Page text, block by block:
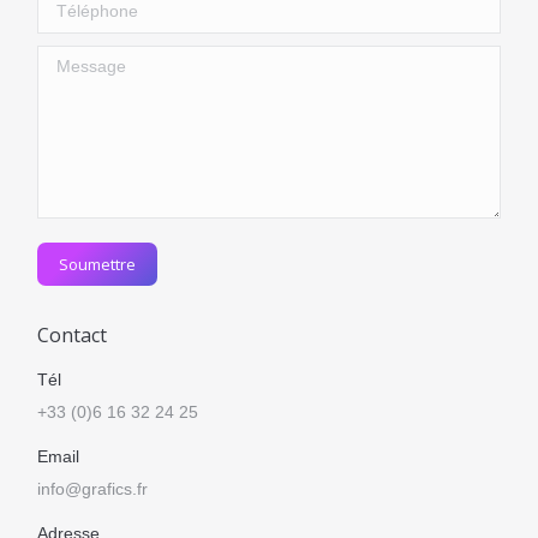
Message
Soumettre
Contact
Tél
+33 (0)6 16 32 24 25
Email
info@grafics.fr
Adresse